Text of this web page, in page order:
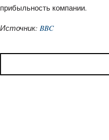
прибыльность компании.
Источник: BBC